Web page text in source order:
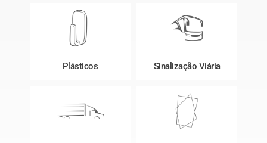
Plásticos Sinalização Viária